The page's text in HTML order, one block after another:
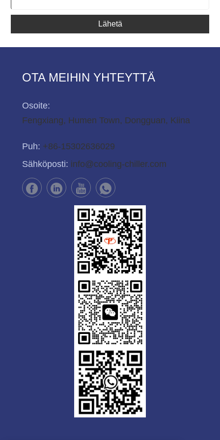
Lähetä
OTA MEIHIN YHTEYTTÄ
Osoite:
Fengxiang, Humen Town, Dongguan, Kiina
Puh: +86-15302636029
Sähköposti: info@cooling-chiller.com